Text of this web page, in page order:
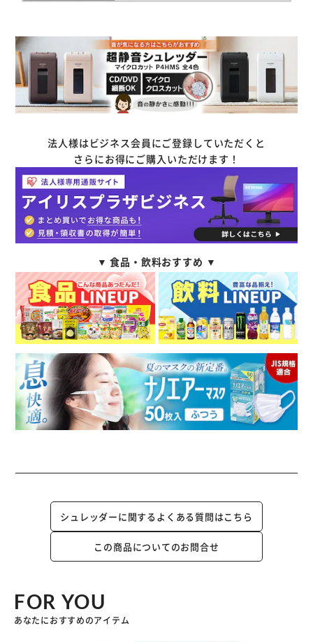
法人様はビジネス会員にご登録していただくと
さらにお得にご購入いただけます！
▼ 食品・飲料おすすめ ▼
シュレッダーに関するよくある質問はこちら
この商品についてのお問合せ
FOR YOU
あなたにおすすめのアイテム